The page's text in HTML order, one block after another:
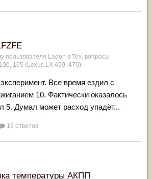
пользователя Ladon в Тех. вопросы
105 (Lexus LX 450, 470)
Все время ездил с
10. Фактически оказалось
5. Думал может расход упадёт...
19 ответов
температуры АКПП